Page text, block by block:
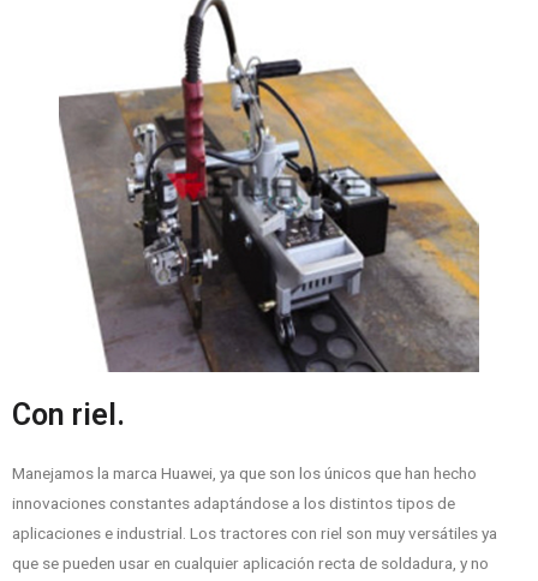
Con riel.
Manejamos la marca Huawei, ya que son los únicos que han hecho
innovaciones constantes adaptándose a los distintos tipos de
aplicaciones e industrial. Los tractores con riel son muy versátiles ya
que se pueden usar en cualquier aplicación recta de soldadura, y no